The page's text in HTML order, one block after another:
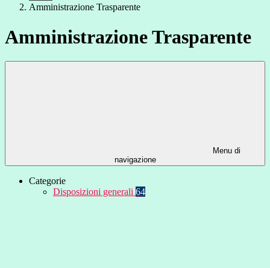
Amministrazione Trasparente
Amministrazione Trasparente
Menu di
navigazione
Categorie
Disposizioni generali 64